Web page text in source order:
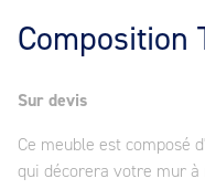
Composition
Sur devis
Ce meuble est composé
qui décorera votre mur